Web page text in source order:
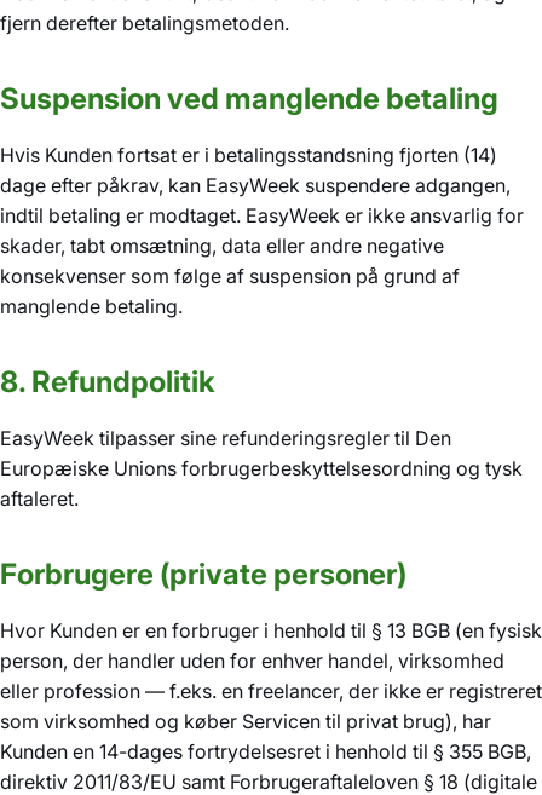
fjern derefter betalingsmetoden.
Suspension ved manglende betaling
Hvis Kunden fortsat er i betalingsstandsning fjorten (14)
dage efter påkrav, kan EasyWeek suspendere adgangen,
indtil betaling er modtaget. EasyWeek er ikke ansvarlig for
skader, tabt omsætning, data eller andre negative
konsekvenser som følge af suspension på grund af
manglende betaling.
8. Refundpolitik
EasyWeek tilpasser sine refunderingsregler til Den
Europæiske Unions forbrugerbeskyttelsesordning og tysk
aftaleret.
Forbrugere (private personer)
Hvor Kunden er en forbruger i henhold til § 13 BGB (en fysisk
person, der handler uden for enhver handel, virksomhed
eller profession — f.eks. en freelancer, der ikke er registreret
som virksomhed og køber Servicen til privat brug), har
Kunden en 14-dages fortrydelsesret i henhold til § 355 BGB,
direktiv 2011/83/EU samt Forbrugeraftaleloven § 18 (digitale